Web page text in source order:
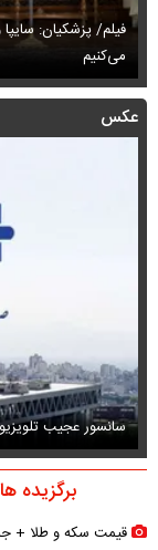
فیلم/ پزشکیان:
می‌کنیم
عکس
سانسور عجیب
برگزیده ها
قیمت سکه و طلا +